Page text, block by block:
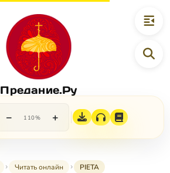
Предание.Ру
− 110% +
Читать онлайн PIETA